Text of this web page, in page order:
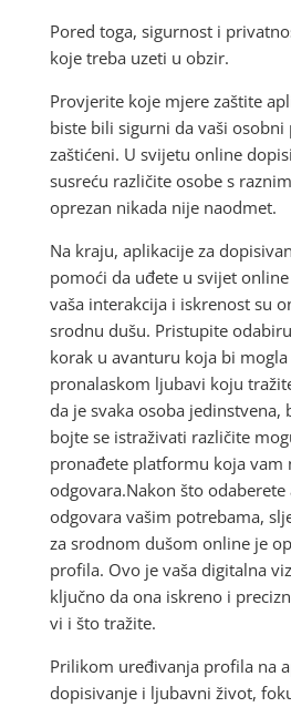
Pored toga, sigurnost i
koje treba uzeti u obzir.
Provjerite koje mjere zaštite
biste bili sigurni da vaši osobni
zaštićeni. U svijetu online
susreću različite osobe s
oprezan nikada nije naodmet.
Na kraju, aplikacije za
pomoći da uđete u svijet
vaša interakcija i iskrenost su
srodnu dušu. Pristupite
korak u avanturu koja bi
pronalaskom ljubavi koju
da je svaka osoba
bojte se istraživati različite
pronađete platformu koja vam
odgovara.Nakon što
odgovara vašim potrebama,
za srodnom dušom online je
profila. Ovo je vaša digitalna
ključno da ona iskreno i
vi i što tražite.
Prilikom uređivanja profila na
dopisivanje i ljubavni život,